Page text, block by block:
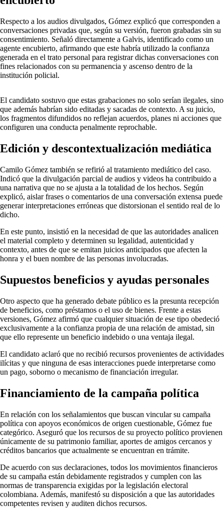
Respecto a los audios divulgados, Gómez explicó que corresponden a
conversaciones privadas que, según su versión, fueron grabadas sin su
consentimiento. Señaló directamente a Galvis, identificado como un
agente encubierto, afirmando que este habría utilizado la confianza
generada en el trato personal para registrar dichas conversaciones con
fines relacionados con su permanencia y ascenso dentro de la
institución policial.
El candidato sostuvo que estas grabaciones no solo serían ilegales, sino
que además habrían sido editadas y sacadas de contexto. A su juicio,
los fragmentos difundidos no reflejan acuerdos, planes ni acciones que
configuren una conducta penalmente reprochable.
Edición y descontextualización mediática
Camilo Gómez también se refirió al tratamiento mediático del caso.
Indicó que la divulgación parcial de audios y videos ha contribuido a
una narrativa que no se ajusta a la totalidad de los hechos. Según
explicó, aislar frases o comentarios de una conversación extensa puede
generar interpretaciones erróneas que distorsionan el sentido real de lo
dicho.
En este punto, insistió en la necesidad de que las autoridades analicen
el material completo y determinen su legalidad, autenticidad y
contexto, antes de que se emitan juicios anticipados que afecten la
honra y el buen nombre de las personas involucradas.
Supuestos beneficios y ayudas personales
Otro aspecto que ha generado debate público es la presunta recepción
de beneficios, como préstamos o el uso de bienes. Frente a estas
versiones, Gómez afirmó que cualquier situación de ese tipo obedeció
exclusivamente a la confianza propia de una relación de amistad, sin
que ello represente un beneficio indebido o una ventaja ilegal.
El candidato aclaró que no recibió recursos provenientes de actividades
ilícitas y que ninguna de esas interacciones puede interpretarse como
un pago, soborno o mecanismo de financiación irregular.
Financiamiento de la campaña política
En relación con los señalamientos que buscan vincular su campaña
política con apoyos económicos de origen cuestionable, Gómez fue
categórico. Aseguró que los recursos de su proyecto político provienen
únicamente de su patrimonio familiar, aportes de amigos cercanos y
créditos bancarios que actualmente se encuentran en trámite.
De acuerdo con sus declaraciones, todos los movimientos financieros
de su campaña están debidamente registrados y cumplen con las
normas de transparencia exigidas por la legislación electoral
colombiana. Además, manifestó su disposición a que las autoridades
competentes revisen y auditen dichos recursos.